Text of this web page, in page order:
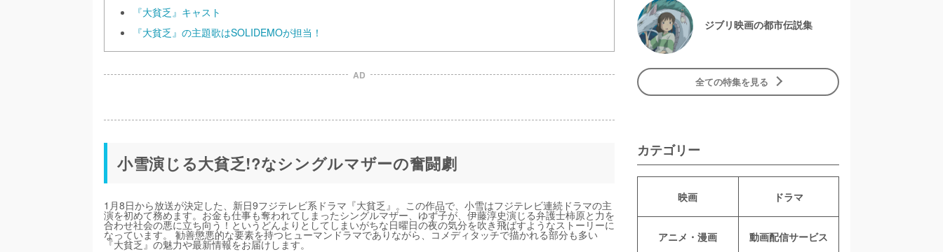
『大貧乏』キャスト
『大貧乏』の主題歌はSOLIDEMOが担当！
AD
小雪演じる大貧乏!?なシングルマザーの奮闘劇
1月8日から放送が決定した、新日9フジテレビ系ドラマ『大貧乏』。この作品で、小雪はフジテレビ連続ドラマの主
演を初めて務めます。お金も仕事も奪われてしまったシングルマザー、ゆず子が、伊藤淳史演じる弁護士柿原と力を
合わせ社会の悪に立ち向う！というどんよりとしてしまいがちな日曜日の夜の気分を吹き飛ばすようなストーリーに
なっています。 勧善懲悪的な要素を持つヒューマンドラマでありながら、コメディタッチで描かれる部分も多い
『大貧乏』の魅力や最新情報をお届けします。
ジブリ映画の都市伝説集
全ての特集を見る
カテゴリー
映画 ドラマ
アニメ・漫画 動画配信サービス